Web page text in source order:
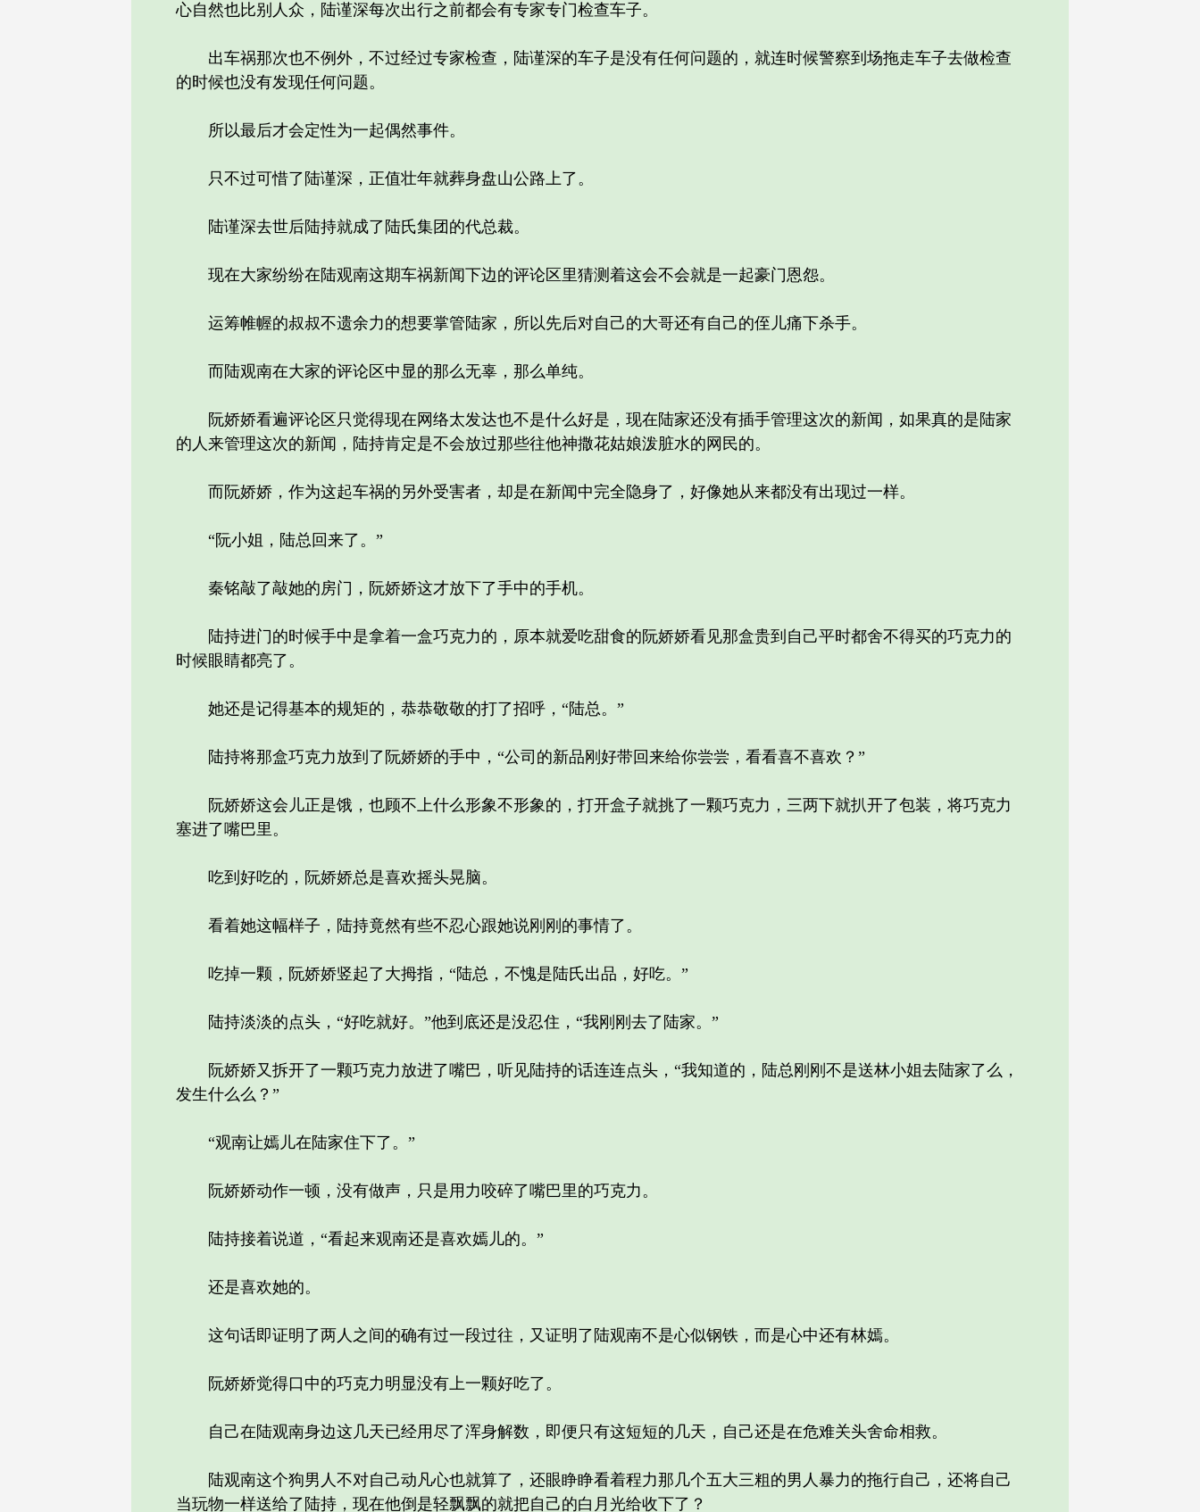
心自然也比别人众，陆谨深每次出行之前都会有专家专门检查车子。
出车祸那次也不例外，不过经过专家检查，陆谨深的车子是没有任何问题的，就连时候警察到场拖走车子去做检查
的时候也没有发现任何问题。
所以最后才会定性为一起偶然事件。
只不过可惜了陆谨深，正值壮年就葬身盘山公路上了。
陆谨深去世后陆持就成了陆氏集团的代总裁。
现在大家纷纷在陆观南这期车祸新闻下边的评论区里猜测着这会不会就是一起豪门恩怨。
运筹帷幄的叔叔不遗余力的想要掌管陆家，所以先后对自己的大哥还有自己的侄儿痛下杀手。
而陆观南在大家的评论区中显的那么无辜，那么单纯。
阮娇娇看遍评论区只觉得现在网络太发达也不是什么好是，现在陆家还没有插手管理这次的新闻，如果真的是陆家
的人来管理这次的新闻，陆持肯定是不会放过那些往他神撒花姑娘泼脏水的网民的。
而阮娇娇，作为这起车祸的另外受害者，却是在新闻中完全隐身了，好像她从来都没有出现过一样。
“阮小姐，陆总回来了。”
秦铭敲了敲她的房门，阮娇娇这才放下了手中的手机。
陆持进门的时候手中是拿着一盒巧克力的，原本就爱吃甜食的阮娇娇看见那盒贵到自己平时都舍不得买的巧克力的
时候眼睛都亮了。
她还是记得基本的规矩的，恭恭敬敬的打了招呼，“陆总。”
陆持将那盒巧克力放到了阮娇娇的手中，“公司的新品刚好带回来给你尝尝，看看喜不喜欢？”
阮娇娇这会儿正是饿，也顾不上什么形象不形象的，打开盒子就挑了一颗巧克力，三两下就扒开了包装，将巧克力
塞进了嘴巴里。
吃到好吃的，阮娇娇总是喜欢摇头晃脑。
看着她这幅样子，陆持竟然有些不忍心跟她说刚刚的事情了。
吃掉一颗，阮娇娇竖起了大拇指，“陆总，不愧是陆氏出品，好吃。”
陆持淡淡的点头，“好吃就好。”他到底还是没忍住，“我刚刚去了陆家。”
阮娇娇又拆开了一颗巧克力放进了嘴巴，听见陆持的话连连点头，“我知道的，陆总刚刚不是送林小姐去陆家了么，
发生什么么？”
“观南让嫣儿在陆家住下了。”
阮娇娇动作一顿，没有做声，只是用力咬碎了嘴巴里的巧克力。
陆持接着说道，“看起来观南还是喜欢嫣儿的。”
还是喜欢她的。
这句话即证明了两人之间的确有过一段过往，又证明了陆观南不是心似钢铁，而是心中还有林嫣。
阮娇娇觉得口中的巧克力明显没有上一颗好吃了。
自己在陆观南身边这几天已经用尽了浑身解数，即便只有这短短的几天，自己还是在危难关头舍命相救。
陆观南这个狗男人不对自己动凡心也就算了，还眼睁睁看着程力那几个五大三粗的男人暴力的拖行自己，还将自己
当玩物一样送给了陆持，现在他倒是轻飘飘的就把自己的白月光给收下了？